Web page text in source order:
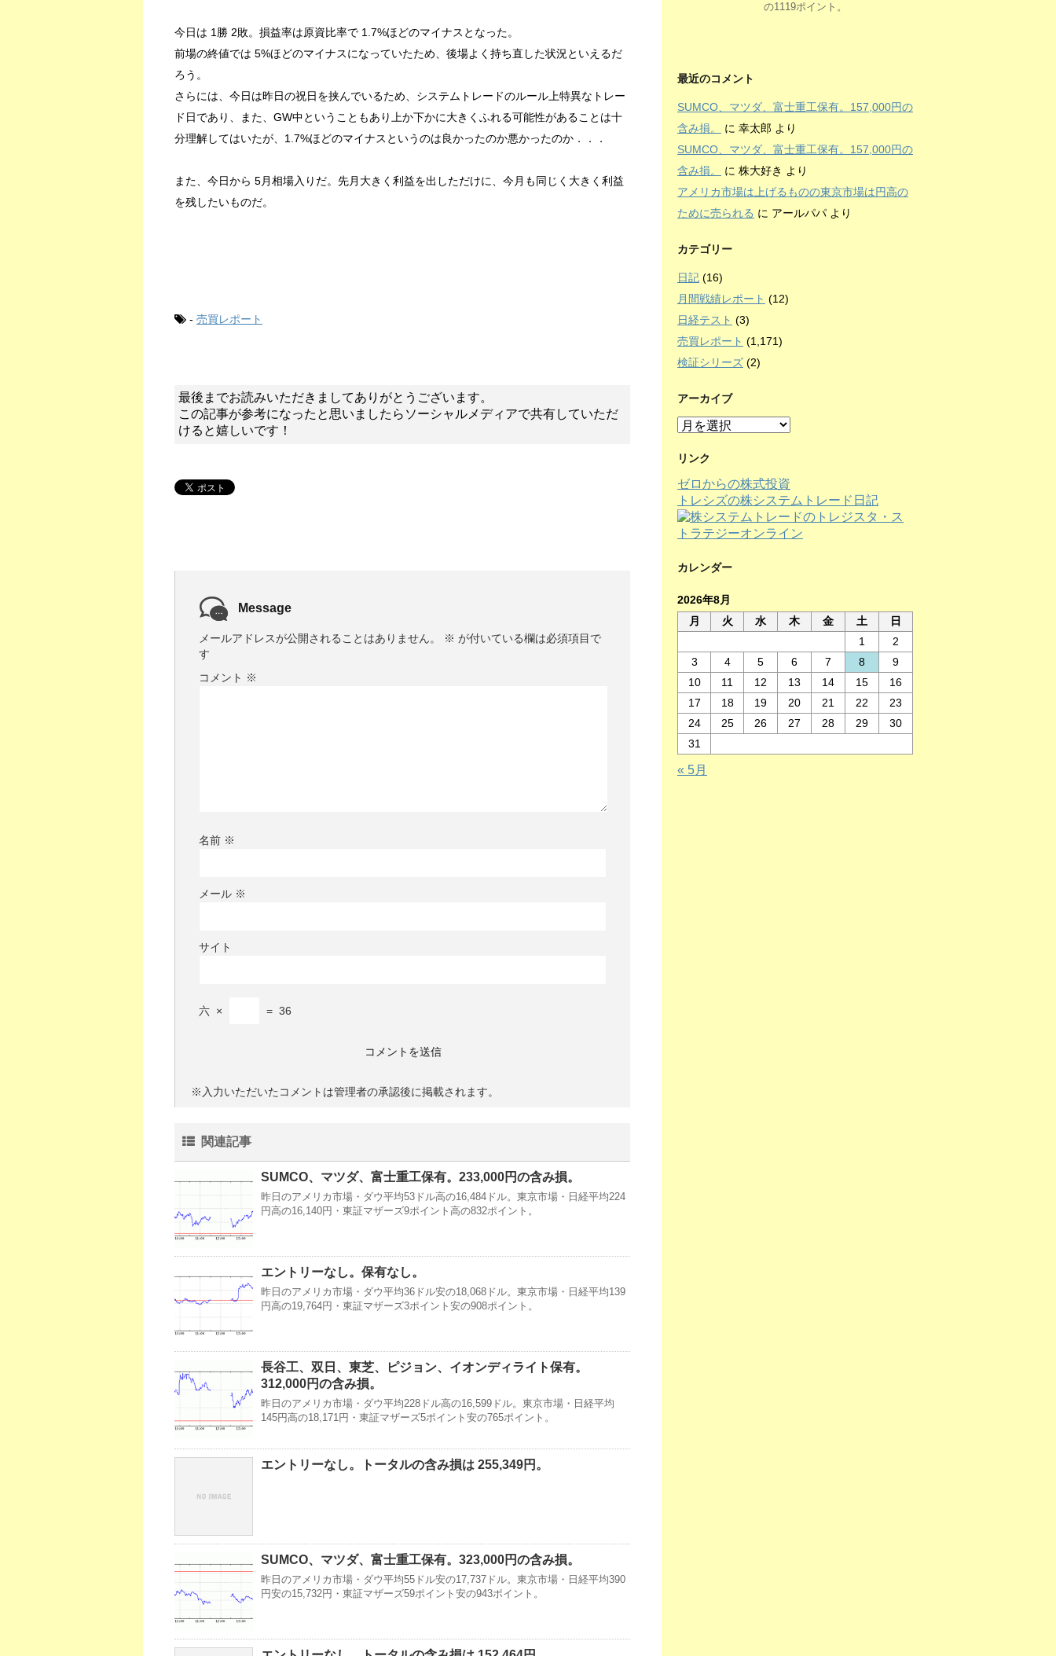
今日は 1勝 2敗。損益率は原資比率で 1.7%ほどのマイナスとなった。
前場の終値では 5%ほどのマイナスになっていたため、後場よく持ち直した状況といえるだ
ろう。
さらには、今日は昨日の祝日を挟んでいるため、システムトレードのルール上特異なトレー
ド日であり、また、GW中ということもあり上か下かに大きくふれる可能性があることは十
分理解してはいたが、1.7%ほどのマイナスというのは良かったのか悪かったのか．．．
また、今日から 5月相場入りだ。先月大きく利益を出しただけに、今月も同じく大きく利益
を残したいものだ。
- 売買レポート
最後までお読みいただきましてありがとうございます。
この記事が参考になったと思いましたらソーシャルメディアで共有していただ
けると嬉しいです！
Message
メールアドレスが公開されることはありません。 ※ が付いている欄は必須項目で
す
コメント ※
名前 ※
メール ※
サイト
六 × = 36
※入力いただいたコメントは管理者の承認後に掲載されます。
関連記事
SUMCO、マツダ、富士重工保有。233,000円の含み損。
昨日のアメリカ市場・ダウ平均53ドル高の16,484ドル。東京市場・日経平均224
円高の16,140円・東証マザーズ9ポイント高の832ポイント。
エントリーなし。保有なし。
昨日のアメリカ市場・ダウ平均36ドル安の18,068ドル。東京市場・日経平均139
円高の19,764円・東証マザーズ3ポイント安の908ポイント。
長谷工、双日、東芝、ピジョン、イオンディライト保有。
312,000円の含み損。
昨日のアメリカ市場・ダウ平均228ドル高の16,599ドル。東京市場・日経平均
145円高の18,171円・東証マザーズ5ポイント安の765ポイント。
エントリーなし。トータルの含み損は 255,349円。
SUMCO、マツダ、富士重工保有。323,000円の含み損。
昨日のアメリカ市場・ダウ平均55ドル安の17,737ドル。東京市場・日経平均390
円安の15,732円・東証マザーズ59ポイント安の943ポイント。
の1119ポイント。
最近のコメント
SUMCO、マツダ、富士重工保有。157,000円の
含み損。
に 幸太郎 より
SUMCO、マツダ、富士重工保有。157,000円の
含み損。
に 株大好き より
アメリカ市場は上げるものの東京市場は円高の
ために売られる に アールパパ より
カテゴリー
日記 (16)
月間戦績レポート (12)
日経テスト (3)
売買レポート (1,171)
検証シリーズ (2)
アーカイブ
ア
カ
ブ
リンク
ゼロからの株式投資
トレシズの株システムトレード日記
カレンダー
2026年8月
月
火 水 木 金 土
日
1
2
3
4 5 6 7 8
9
10
11 12 13 14 15
16
17
18 19 20 21 22
23
24
25 26 27 28 29
30
31
« 5月